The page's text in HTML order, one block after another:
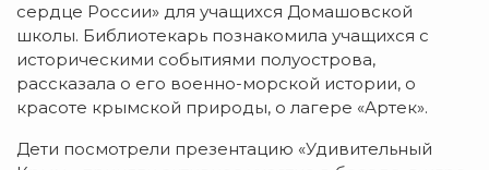
сердце России» для учащихся Домашовской
школы. Библиотекарь познакомила учащихся с
историческими событиями полуострова,
рассказала о его военно-морской истории, о
красоте крымской природы, о лагере «Артек».
Дети посмотрели презентацию «Удивительный